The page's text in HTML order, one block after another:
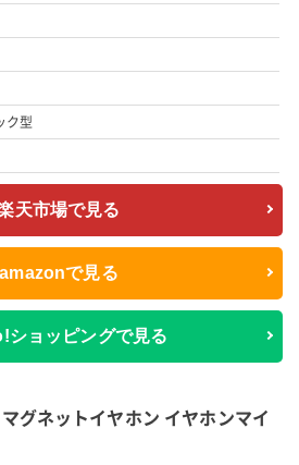
ク型
天市場で見る
amazonで見る
ショッピングで見る
グネットイヤホン イヤホンマイ